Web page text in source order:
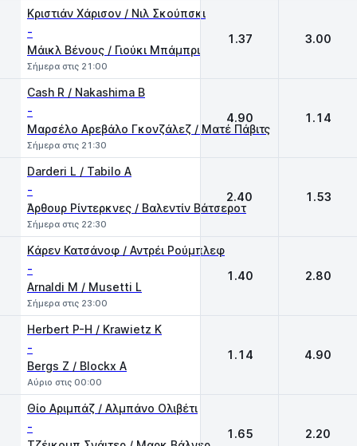
Κριστιάν Χάρισον / Νιλ Σκούπσκι
-
Μάικλ Βένους / Γιούκι Μπάμπρι
Σήμερα στις 21:00
1.37 3.00
Cash R / Nakashima B
-
Μαρσέλο Αρεβάλο Γκονζάλεζ / Ματέ Πάβιτς
Σήμερα στις 21:30
4.90 1.14
Darderi L / Tabilo A
-
Άρθουρ Ρίντερκνες / Βαλεντίν Βάτσεροτ
Σήμερα στις 22:30
2.40 1.53
Kάρεν Κατσάνοφ / Αντρέι Ρούμπλεφ
-
Arnaldi M / Musetti L
Σήμερα στις 23:00
1.40 2.80
Herbert P-H / Krawietz K
-
Bergs Z / Blockx A
Αύριο στις 00:00
1.14 4.90
Θίο Αριμπάζ / Αλμπάνο Ολιβέτι
- 1.65 2.20